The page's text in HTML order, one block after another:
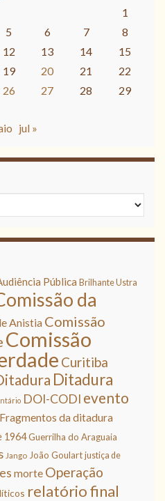
1
5 6 7
8
12 13 14
15
19 20 21
22
26 27 28
29
jul »
Pública Brilhante Ustra
da
Anistia Comissão
Comissão
Curitiba
Ditadura
DOI-CODI evento
Fragmentos da ditadura
1964Guerrilha do Araguaia
Jango João Goulart justiça de
morte Operação
relatório final